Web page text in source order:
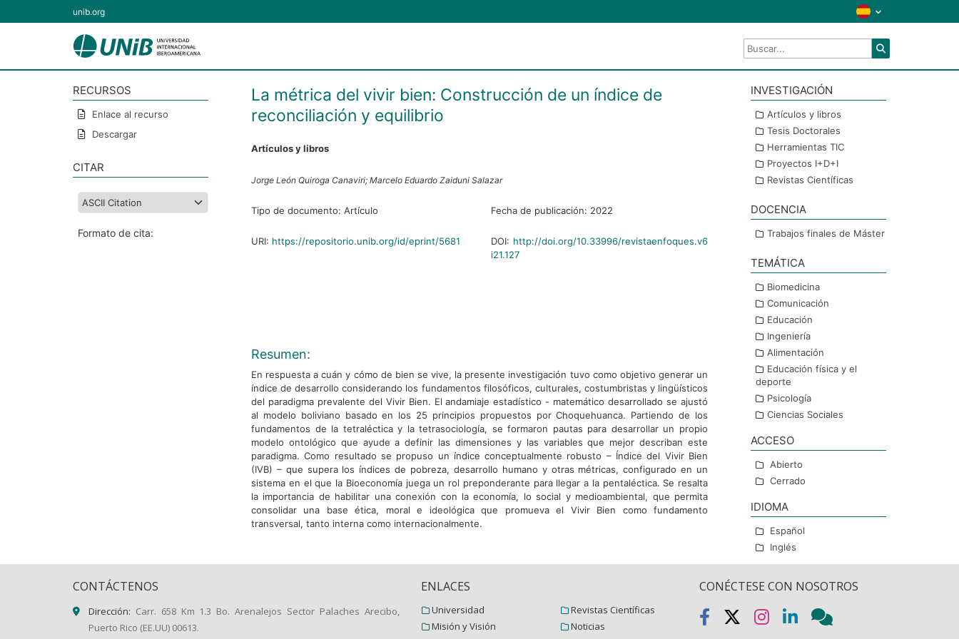
unib.org
RECURSOS
Enlace al recurso
Descargar
CITAR
Formato de cita:
La métrica del vivir bien: Construcción de un índice de
reconciliación y equilibrio
Artículos y libros
Jorge León Quiroga Canaviri; Marcelo Eduardo Zaiduni Salazar
Tipo de documento: Artículo Fecha de publicación: 2022
URI: https://repositorio.unib.org/id/eprint/5681 DOI: http://doi.org/10.33996/revistaenfoques.v6
i21.127
Resumen:
En respuesta a cuán y cómo de bien se vive, la presente investigación tuvo como objetivo generar un
índice de desarrollo considerando los fundamentos filosóficos, culturales, costumbristas y lingüísticos
del paradigma prevalente del Vivir Bien. El andamiaje estadístico - matemático desarrollado se ajustó
al modelo boliviano basado en los 25 principios propuestos por Choquehuanca. Partiendo de los
fundamentos de la tetraléctica y la tetrasociología, se formaron pautas para desarrollar un propio
modelo ontológico que ayude a definir las dimensiones y las variables que mejor describan este
paradigma. Como resultado se propuso un índice conceptualmente robusto – Índice del Vivir Bien
(IVB) – que supera los índices de pobreza, desarrollo humano y otras métricas, configurado en un
sistema en el que la Bioeconomía juega un rol preponderante para llegar a la pentaléctica. Se resalta
la importancia de habilitar una conexión con la economía, lo social y medioambiental, que permita
consolidar una base ética, moral e ideológica que promueva el Vivir Bien como fundamento
transversal, tanto interna como internacionalmente.
INVESTIGACIÓN
Artículos y libros
Tesis Doctorales
Herramientas TIC
Proyectos I+D+I
Revistas Científicas
DOCENCIA
Trabajos finales de Máster
TEMÁTICA
Biomedicina
Comunicación
Educación
Ingeniería
Alimentación
Educación física y el
deporte
Psicología
Ciencias Sociales
ACCESO
Abierto
Cerrado
IDIOMA
Español
Inglés
CONTÁCTENOS
Dirección: Carr. 658 Km 1.3 Bo. Arenalejos Sector Palaches Arecibo,
Puerto Rico (EE.UU) 00613.
ENLACES
Universidad
Misión y Visión
Revistas Científicas
Noticias
CONÉCTESE CON NOSOTROS